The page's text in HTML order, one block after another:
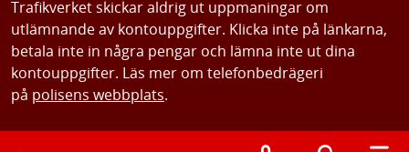
Trafikverket skickar aldrig ut uppmaningar om
utlämnande av kontouppgifter. Klicka inte på länkarna,
betala inte in några pengar och lämna inte ut dina
kontouppgifter. Läs mer om telefonbedrägeri
på polisens webbplats.